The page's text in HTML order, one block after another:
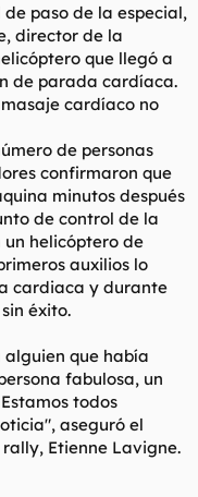
paso de la especial,
director de la
que llegó a
de parada cardíaca.
cardíaco no
de personas
confirmaron que
minutos después
de control de la
helicóptero de
auxilios lo
cardiaca y durante
éxito.
que había
fabulosa, un
todos
aseguró el
Etienne Lavigne.